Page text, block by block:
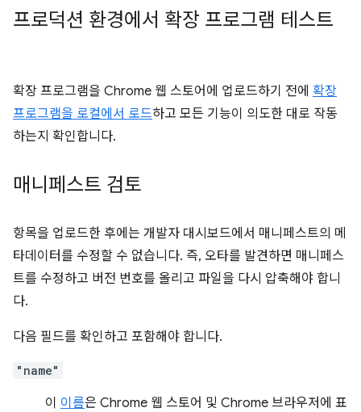
프로덕션 환경에서 확장 프로그램 테스트
확장 프로그램을 Chrome 웹 스토어에 업로드하기 전에 확장
프로그램을 로컬에서 로드하고 모든 기능이 의도한 대로 작동
하는지 확인합니다.
매니페스트 검토
항목을 업로드한 후에는 개발자 대시보드에서 매니페스트의 메
타데이터를 수정할 수 없습니다. 즉, 오타를 발견하면 매니페스
트를 수정하고 버전 번호를 올리고 파일을 다시 압축해야 합니
다.
다음 필드를 확인하고 포함해야 합니다.
"name"
이 이름은 Chrome 웹 스토어 및 Chrome 브라우저에 표